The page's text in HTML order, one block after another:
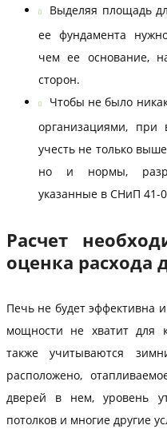
Выделяя площадь
ее фундамента
чем ее основание,
сторон.
Чтобы не было
организациями, при
учесть не только
но и нормы,
указанные в СНиП 41-
Расчет
оценка расхода
Печь не будет эффективна
мощности не хватит для
также учитываются
расположено,
дверей в нем, уровень
потолков и многие другие